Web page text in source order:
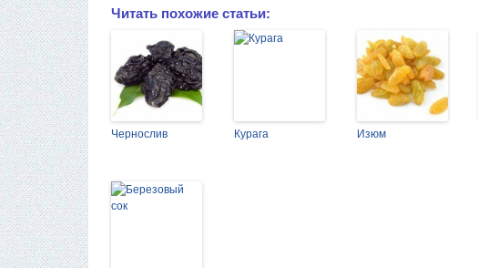
Читать похожие статьи:
Чернослив Курага Изюм